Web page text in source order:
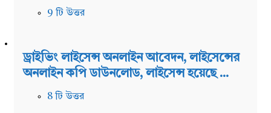
9 টি উত্তর
ড্রাইভিং লাইসেন্স অনলাইন আবেদন, লাইসেন্সের
অনলাইন কপি ডাউনলোড, লাইসেন্স হয়েছে ...
8 টি উত্তর